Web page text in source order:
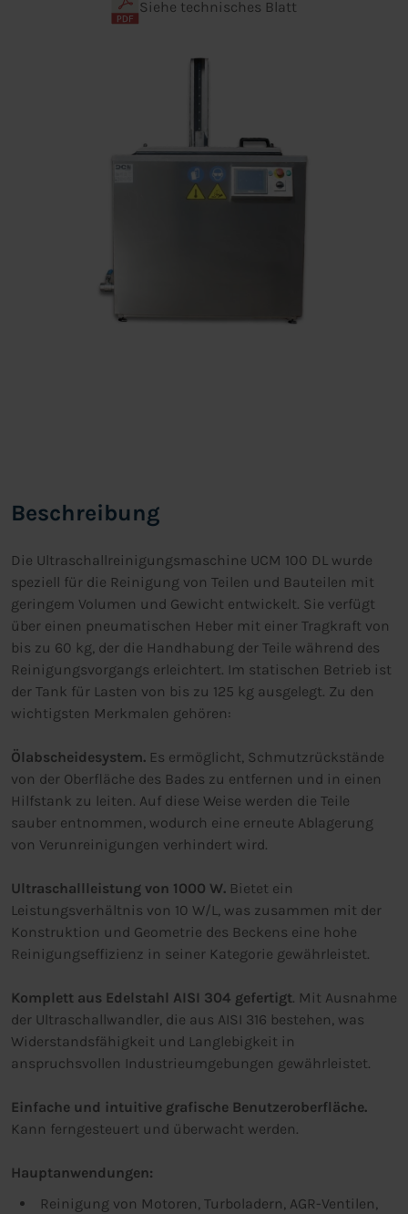
Siehe technisches Blatt
Beschreibung
Die Ultraschallreinigungsmaschine UCM 100 DL wurde
speziell für die Reinigung von Teilen und Bauteilen mit
geringem Volumen und Gewicht entwickelt. Sie verfügt
über einen pneumatischen Heber mit einer Tragkraft von
bis zu 60 kg, der die Handhabung der Teile während des
Reinigungsvorgangs erleichtert. Im statischen Betrieb ist
der Tank für Lasten von bis zu 125 kg ausgelegt. Zu den
wichtigsten Merkmalen gehören:
Ölabscheidesystem. Es ermöglicht, Schmutzrückstände
von der Oberfläche des Bades zu entfernen und in einen
Hilfstank zu leiten. Auf diese Weise werden die Teile
sauber entnommen, wodurch eine erneute Ablagerung
von Verunreinigungen verhindert wird.
Ultraschallleistung von 1000 W. Bietet ein
Leistungsverhältnis von 10 W/L, was zusammen mit der
Konstruktion und Geometrie des Beckens eine hohe
Reinigungseffizienz in seiner Kategorie gewährleistet.
Komplett aus Edelstahl AISI 304 gefertigt. Mit Ausnahme
der Ultraschallwandler, die aus AISI 316 bestehen, was
Widerstandsfähigkeit und Langlebigkeit in
anspruchsvollen Industrieumgebungen gewährleistet.
Einfache und intuitive grafische Benutzeroberfläche.
Kann ferngesteuert und überwacht werden.
Hauptanwendungen:
Reinigung von Motoren, Turboladern, AGR-Ventilen,